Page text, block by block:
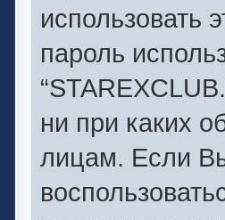
использовать
пароль
ни при каких
лицам. Если